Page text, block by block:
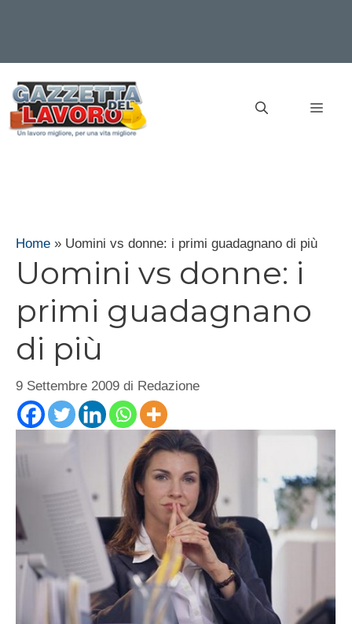
contenuto
Home » Uomini vs donne: i primi guadagnano di più
Uomini vs donne: i
primi guadagnano
di più
9 Settembre 2009 di Redazione